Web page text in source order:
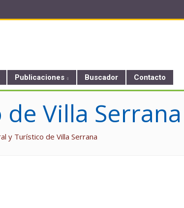
Publicaciones Buscador Contacto
Villa Serrana
y Turístico de Villa Serrana